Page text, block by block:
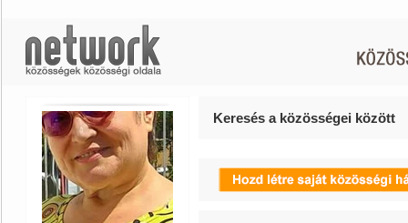
Keresés a közösségei között